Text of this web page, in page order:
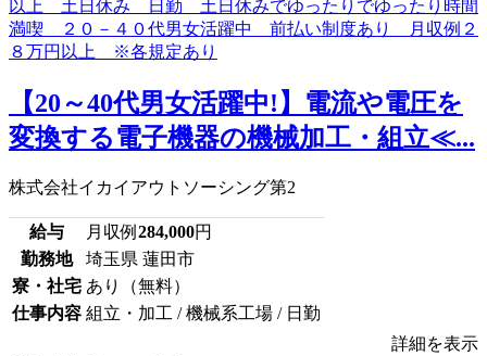
【20～40代男女活躍中!】電流や電圧を
変換する電子機器の機械加工・組立≪...
株式会社イカイアウトソーシング第2
給与 月収例 284,000円
勤務地
埼玉県 蓮田市
寮・社宅 あり（無料）
仕事内容 組立・加工 / 機械系工場 / 日勤
詳細を表示